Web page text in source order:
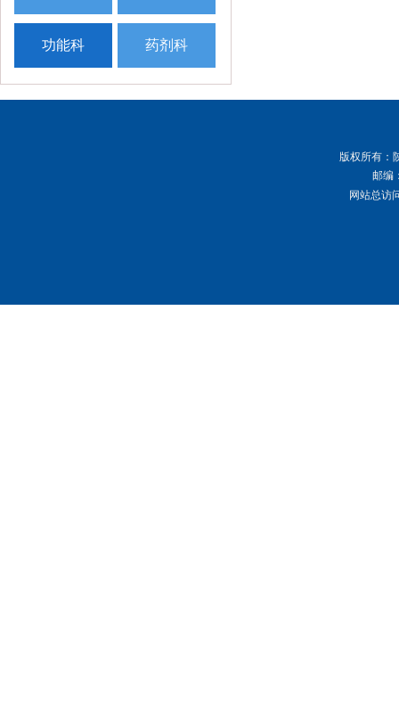
功能科 药剂科
版权所有：
邮编
网站总